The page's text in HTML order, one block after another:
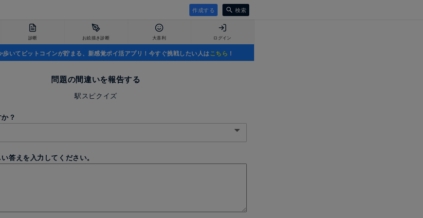
作成する 検索
診断 お絵描き診断 大喜利 ログイン
いてビットコインが貯まる、新感覚ポイ活アプリ！今すぐ挑戦したい人はこちら ！
問題の間違いを報告する
駅スピクイズ
？
答えを入力してください。